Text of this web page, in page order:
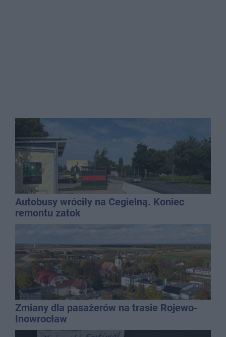
Autobusy wróciły na Cegielną. Koniec
remontu zatok
Zmiany dla pasażerów na trasie Rojewo-
Inowrocław